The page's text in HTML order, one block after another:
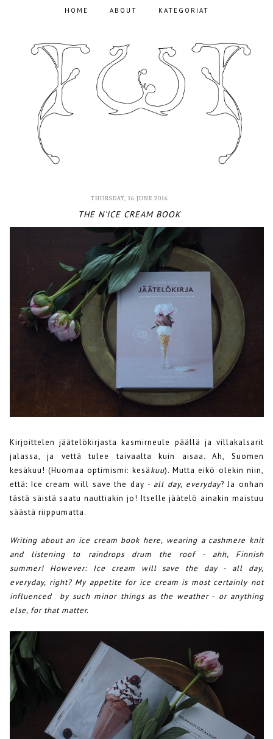
HOME ABOUT KATEGORIAT
THURSDAY, 16 JUNE 2016
THE N'ICE CREAM BOOK
Kirjoittelen jäätelökirjasta kasmirneule päällä ja villakalsarit
jalassa, ja vettä tulee taivaalta kuin aisaa. Ah, Suomen
kesäkuu! (Huomaa optimismi: kesäkuu). Mutta eikö olekin niin,
että: Ice cream will save the day - all day, everyday? Ja onhan
tästä säistä saatu nauttiakin jo! Itselle jäätelö ainakin maistuu
säästä riippumatta.
Writing about an ice cream book here, wearing a cashmere knit
and listening to raindrops drum the roof - ahh, Finnish
summer! However: Ice cream will save the day - all day,
everyday, right? My appetite for ice cream is most certainly not
influenced by such minor things as the weather - or anything
else, for that matter.